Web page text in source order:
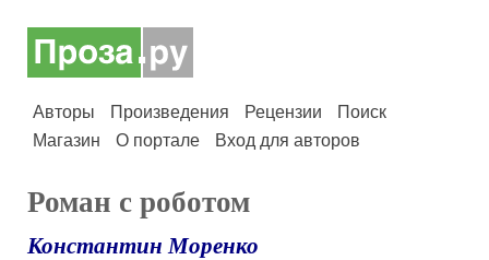
Авторы Произведения Рецензии
Поиск
Магазин
О портале Вход для авторов
Роман с роботом
Константин Моренко